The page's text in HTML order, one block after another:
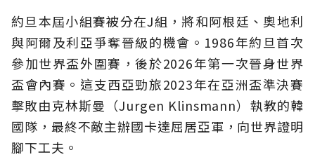
約旦本屆小組賽被分在J組，將和阿根廷、奧地利
與阿爾及利亞爭奪晉級的機會。1986年約旦首次
參加世界盃外圍賽，後於2026年第一次晉身世界
盃會內賽。這支西亞勁旅2023年在亞洲盃準決賽
擊敗由克林斯曼（Jurgen Klinsmann）執教的韓
國隊，最終不敵主辦國卡達屈居亞軍，向世界證明
腳下工夫。